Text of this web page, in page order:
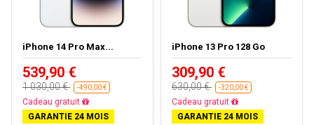
iPhone 14 Pro Max...
539,90 €
1 030,00 € -490,00 €
Cadeau gratuit
GARANTIE 24 MOIS
iPhone 13 Pro 128 Go
309,90 €
630,00 € -320,00 €
Cadeau gratuit
GARANTIE 24 MOIS